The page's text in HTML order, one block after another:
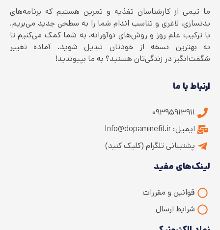
ما تیمی از کارشناسان تغذیه و تمرین هستیم که برنامه‌های
بدنسازی، لاغری و تناسب اندام شما را به سطحی جدید می‌بریم.
با ترکیب علم روز و روش‌های نوآورانه، به شما کمک می‌کنیم تا
به بهترین نسخه از خودتان تبدیل شوید. آماده تغییر
شگفت‌انگیز در زندگی‌تان هستید؟ به ما بپیوندید!
ارتباط با ما
۰۹۳۹۵۹۱۳۹۱۱
ایمیل: Info@dopaminefit.ir
پشتیبانی تلگرام (کلیک کنید)
لینک‌های مفید
قوانین و مقررات
شرایط ارسال